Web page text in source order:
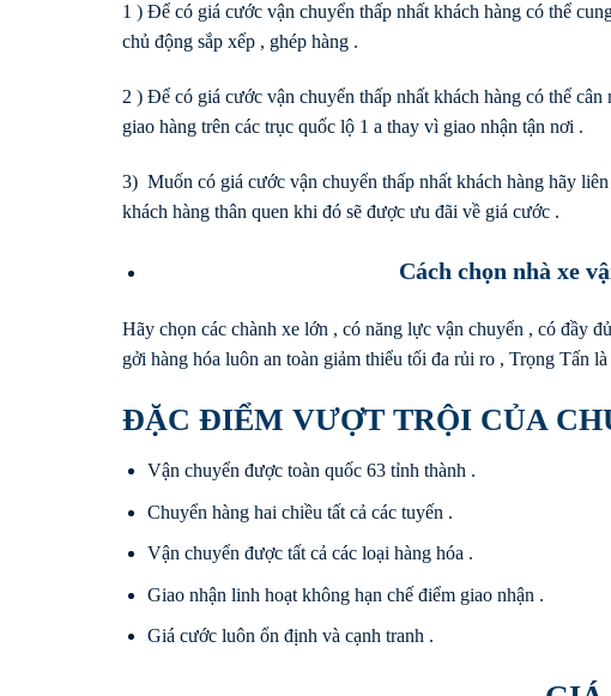
1 ) Để có giá cước vận chuyển thấp nhất khách hàng có thể
chủ động sắp xếp , ghép hàng .
2 ) Để có giá cước vận chuyển thấp nhất khách hàng có thể
giao hàng trên các trục quốc lộ 1 a thay vì giao nhận tận nơi .
3) Muốn có giá cước vận chuyển thấp nhất khách hàng hãy
khách hàng thân quen khi đó sẽ được ưu đãi về giá cước .
Cách chọn nhà xe
Hãy chọn các chành xe lớn , có năng lực vận chuyển , có đầy
gởi hàng hóa luôn an toàn giảm thiểu tối đa rủi ro , Trọng Tấn
ĐẶC ĐIỂM VƯỢT TRỘI CỦA
Vận chuyển được toàn quốc 63 tỉnh thành .
Chuyển hàng hai chiều tất cả các tuyến .
Vận chuyển được tất cả các loại hàng hóa .
Giao nhận linh hoạt không hạn chế điểm giao nhận .
Giá cước luôn ổn định và cạnh tranh .